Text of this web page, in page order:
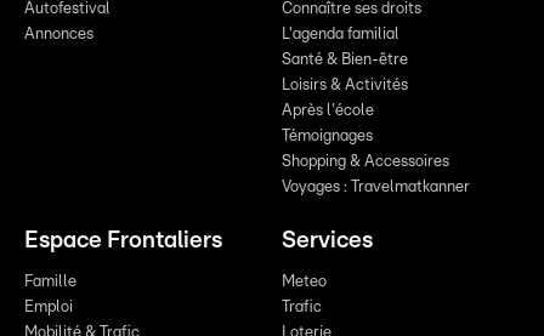
Autofestival
Annonces
Connaître ses droits
L'agenda familial
Santé & Bien-être
Loisirs & Activités
Après l'école
Témoignages
Shopping & Accessoires
Voyages : Travelmatkanner
Espace Frontaliers
Famille
Emploi
Services
Meteo
Trafic